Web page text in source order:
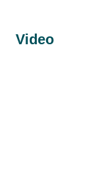
Video